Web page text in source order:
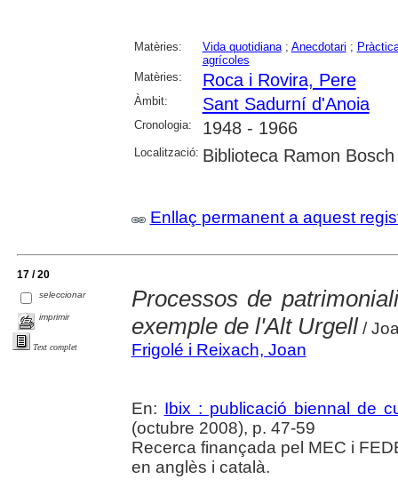
Matèries: Vida quotidiana; Anecdotari ;
agrícoles
Matèries:
Roca i Rovira, Pere
Àmbit: Sant Sadurní d'Anoia
Cronologia: 1948 - 1966
Localització: Biblioteca Ramon
Enllaç permanent a aquest
17 / 20
seleccionar
imprimir
Text complet
Processos de
exemple de l'Alt Urgell/
Frigolé i Reixach, Joan
En: Ibix : publicació biennal de
(octubre 2008), p. 47-59
Recerca finançada pel MEC i
en anglès i català.